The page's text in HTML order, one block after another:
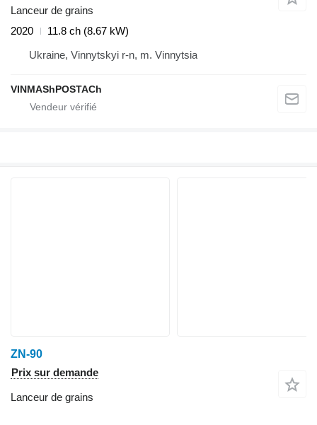
Lanceur de grains
2020
11.8 ch (8.67 kW)
Ukraine, Vinnytskyi r-n, m. Vinnytsia
VINMAShPOSTACh
ZN-90
Prix sur demande
Lanceur de grains